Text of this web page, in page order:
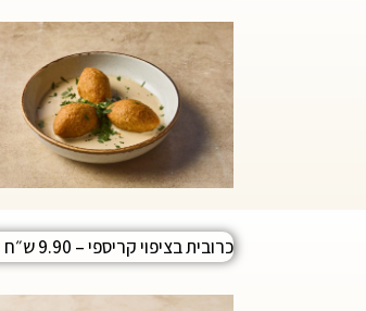
כרובית בציפוי קריספי – 9.90 ש״ח